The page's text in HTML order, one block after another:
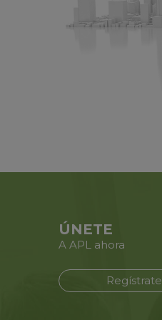
ÚNETE
A APL ahora
Regístrate